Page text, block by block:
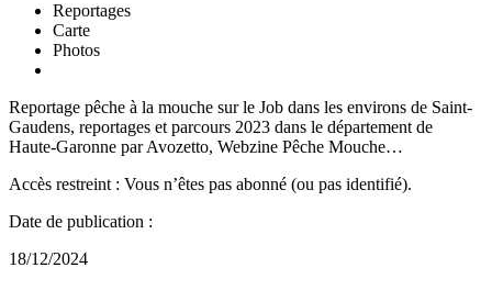
Reportages
Carte
Photos
Reportage pêche à la mouche sur le Job dans les environs de Saint-
Gaudens, reportages et parcours 2023 dans le département de
Haute-Garonne par Avozetto, Webzine Pêche Mouche…
Accès restreint : Vous n’êtes pas abonné (ou pas identifié).
Date de publication :
18/12/2024